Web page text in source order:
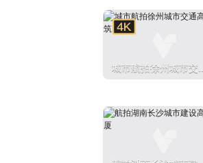
城市航拍徐州城市交通